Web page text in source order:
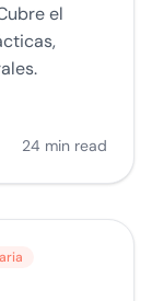
el
24 min read